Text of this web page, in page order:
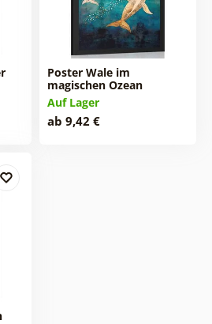
Poster Wale im
magischen Ozean
Auf Lager
ab 9,42 €